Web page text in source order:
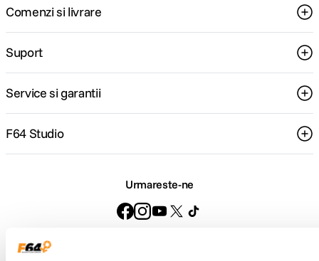
Comenzi si livrare
Suport
Service si garantii
F64 Studio
Urmareste-ne